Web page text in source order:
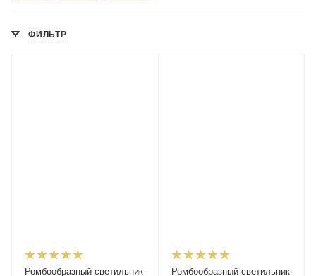
ФИЛЬТР
Ромбообразный светильник
Ромбообразный светильник